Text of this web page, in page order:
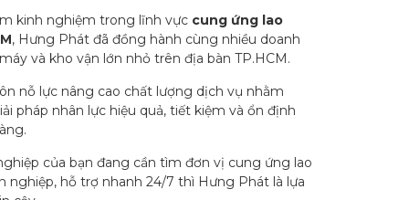
kinh nghiệm trong lĩnh vực cung ứng lao
, Hưng Phát đã đồng hành cùng nhiều doanh
và kho vận lớn nhỏ trên địa bàn TP.HCM.
nỗ lực nâng cao chất lượng dịch vụ nhằm
pháp nhân lực hiệu quả, tiết kiệm và ổn định
của bạn đang cần tìm đơn vị cung ứng lao
nghiệp, hỗ trợ nhanh 24/7 thì Hưng Phát là lựa